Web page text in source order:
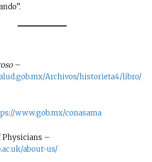
–
Archivos/historieta4/libro/
www.gob.mx/conasama
Physicians –
about-us/